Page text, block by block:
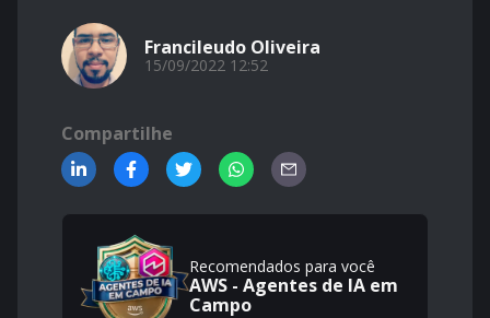
Francileudo Oliveira
15/09/2022 12:52
Compartilhe
Recomendados para você
AWS - Agentes de IA em
Campo